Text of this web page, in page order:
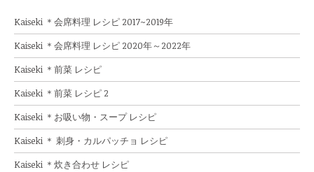
Kaiseki ＊会席料理 レシピ 2017~2019年
Kaiseki ＊会席料理 レシピ 2020年～2022年
Kaiseki ＊前菜 レシピ
Kaiseki ＊前菜 レシピ 2
Kaiseki ＊お吸い物・スープ レシピ
Kaiseki ＊ 刺身・カルパッチョ レシピ
Kaiseki ＊炊き合わせ レシピ